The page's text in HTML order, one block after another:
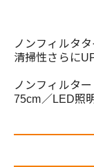
ノンフィルタ
清掃性さらに
ノンフィルタ
75cm／LED照